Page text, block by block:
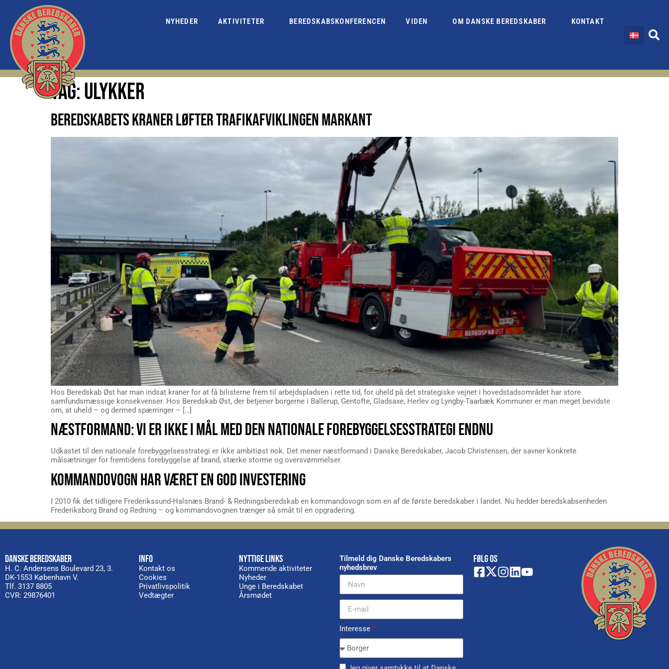
NYHEDER AKTIVITETER BEREDSKABSKONFERENCEN VIDEN OM DANSKE BEREDSKABER KONTAKT
TAG:ULYKKER
BEREDSKABETS KRANER LØFTER TRAFIKAFVIKLINGEN MARKANT
Hos Beredskab Øst har man indsat kraner for at få bilisterne frem til arbejdspladsen i rette tid, for uheld på det strategiske vejnet i hovedstadsområdet har store
samfundsmæssige konsekvenser. Hos Beredskab Øst, der betjener borgerne i Ballerup, Gentofte, Gladsaxe, Herlev og Lyngby-Taarbæk Kommuner er man meget bevidste
om, at uheld – og dermed spærringer – […]
NÆSTFORMAND: VI ER IKKE I MÅL MED DEN NATIONALE FOREBYGGELSESSTRATEGI ENDNU
Udkastet til den nationale forebyggelsesstrategi er ikke ambitiøst nok. Det mener næstformand i Danske Beredskaber, Jacob Christensen, der savner konkrete
målsætninger for fremtidens forebyggelse af brand, stærke storme og oversvømmelser.
KOMMANDOVOGN HAR VÆRET EN GOD INVESTERING
I 2010 fik det tidligere Frederikssund-Halsnæs Brand- & Redningsberedskab en kommandovogn som en af de første beredskaber i landet. Nu hedder beredskabsenheden
Frederiksborg Brand og Redning – og kommandovognen trænger så småt til en opgradering.
DANSKE BEREDSKABER
H. C. Andersens Boulevard 23, 3.
DK-1553 København V.
Tlf. 3137 8805
CVR: 29876401
INFO
Kontakt os
Cookies
Privatlivspolitik
Vedtægter
NYTTIGE LINKS
Kommende aktiviteter
Nyheder
Unge i Beredskabet
Årsmødet
Tilmeld dig Danske Beredskabers
nyhedsbrev
Interesse *
FØLG OS